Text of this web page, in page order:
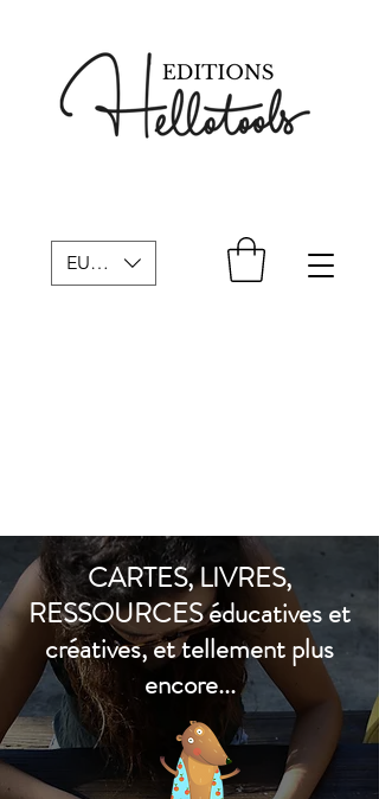
EUR (€)
CARTES, LIVRES,
RESSOURCES éducatives et
créatives, et tellement plus
encore...